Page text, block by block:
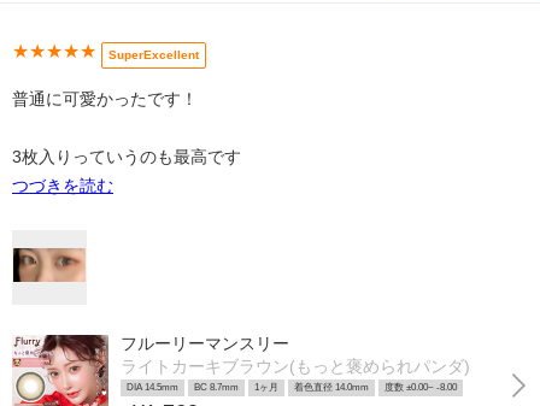
★★★★★ SuperExcellent
普通に可愛かったです！
3枚入りっていうのも最高です
つづきを読む
フルーリーマンスリー
ライトカーキブラウン(もっと褒められパンダ)
DIA 14.5mm BC 8.7mm 1ヶ月 着色直径 14.0mm 度数 ±0.00~ -8.00